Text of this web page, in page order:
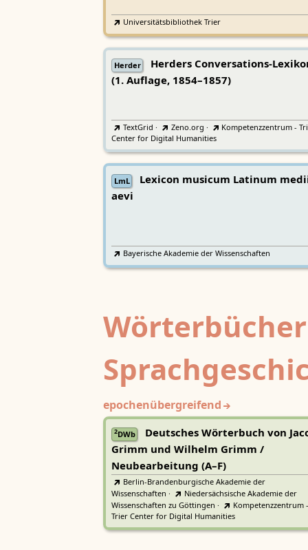
Universitätsbibliothek Trier
Herder
Herders Conversations-
(1. Auflage, 1854–1857)
TextGrid · Zeno.org ·
Kompetenzzentrum -
Center for Digital Humanities
LmL
Lexicon musicum Latinum
aevi
Bayerische Akademie der Wissenschaften
epochenübergreifend
2DWb
Deutsches Wörterbuch von
Grimm und Wilhelm Grimm /
Neubearbeitung (A–F)
Berlin-Brandenburgische Akademie der
Wissenschaften ·
Niedersächsische Akademie der
Wissenschaften zu Göttingen ·
Kompetenzzentrum -
Trier Center for Digital Humanities